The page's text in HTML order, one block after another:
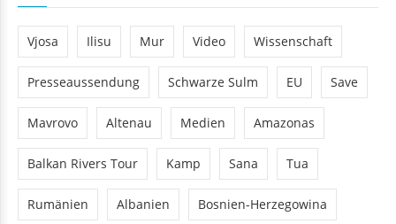
Vjosa Ilisu Mur Video Wissenschaft
Presseaussendung Schwarze Sulm EU Save
Mavrovo Altenau Medien Amazonas
Balkan Rivers Tour Kamp Sana Tua
Rumänien Albanien Bosnien-Herzegowina